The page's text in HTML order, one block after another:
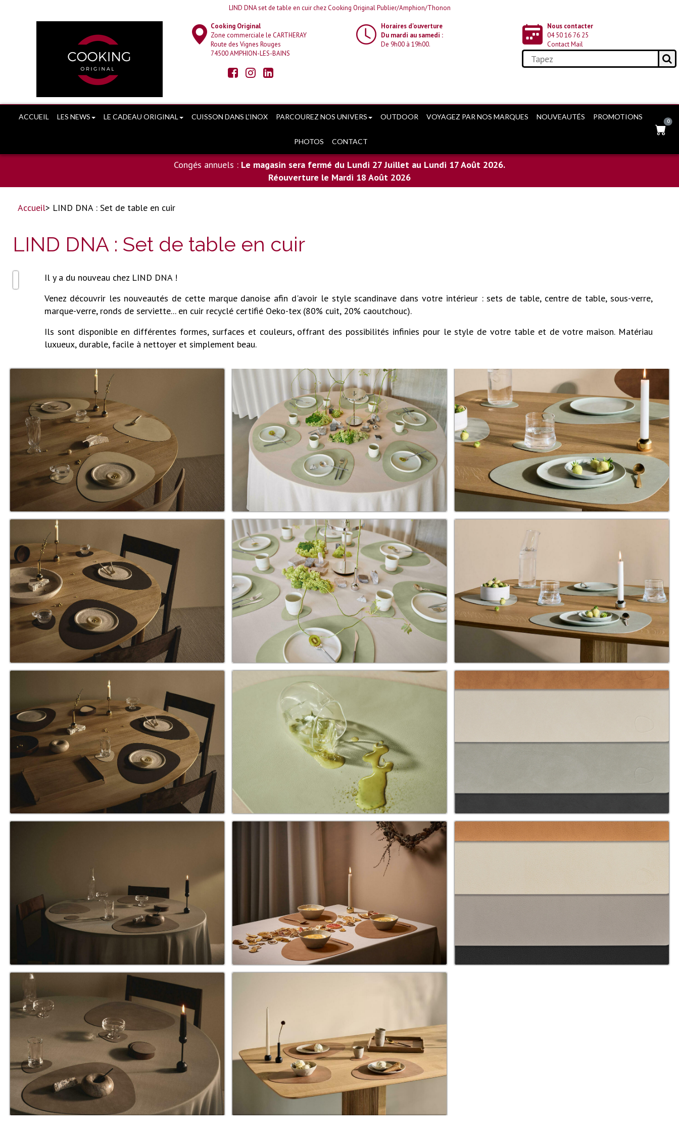
LIND DNA set de table en cuir chez Cooking Original Publier/Amphion/Thonon
Cooking Original
Zone commerciale le CARTHERAY
Route des Vignes Rouges
74500 AMPHION-LES-BAINS
Horaires d'ouverture
Du mardi au samedi :
De 9h00 à 19h00.
Nous contacter
04 50 16 76 25
Contact Mail
ACCUEIL LES NEWS LE CADEAU ORIGINAL CUISSON DANS L'INOX PARCOUREZ NOS UNIVERS OUTDOOR VOYAGEZ PAR NOS MARQUES NOUVEAUTÉS PROMOTIONS
PHOTOS CONTACT
0
Congés annuels : Le magasin sera fermé du Lundi 27 Juillet au Lundi 17 Août 2026.
Réouverture le Mardi 18 Août 2026
Accueil> LIND DNA : Set de table en cuir
LIND DNA : Set de table en cuir
Il y a du nouveau chez LIND DNA !
Venez découvrir les nouveautés de cette marque danoise afin d'avoir le style scandinave dans votre intérieur : sets de table, centre de table, sous-verre,
marque-verre, ronds de serviette... en cuir recyclé certifié Oeko-tex (80% cuit, 20% caoutchouc).
Ils sont disponible en différentes formes, surfaces et couleurs, offrant des possibilités infinies pour le style de votre table et de votre maison. Matériau
luxueux, durable, facile à nettoyer et simplement beau.